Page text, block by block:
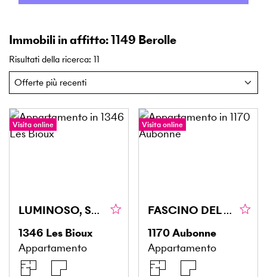
Immobili in affitto: 1149 Berolle
Risultati della ricerca: 11
Visita online
LUMINOSO, SPAZIOSO, VICINO AL LAGO!
1346 Les Bioux
Appartamento
Visita online
FASCINO DEL CENTRO STORICO DI AUBONNE!
1170Aubonne
Appartamento